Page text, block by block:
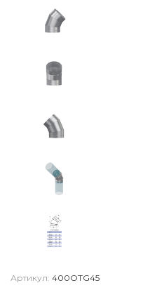
Артикул: 400OTG45